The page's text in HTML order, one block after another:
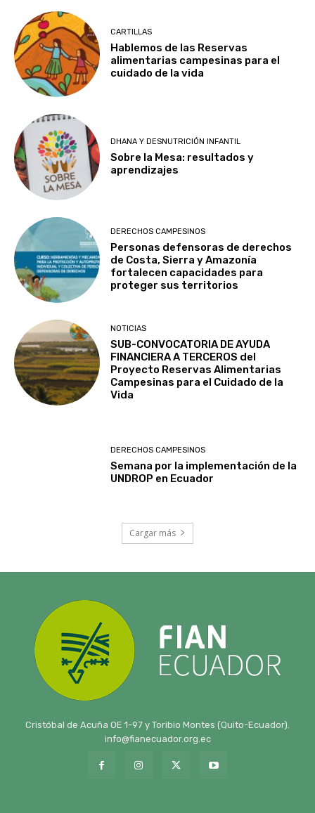
CARTILLAS
Hablemos de las Reservas
alimentarias campesinas para el
cuidado de la vida
DHANA Y DESNUTRICIÓN INFANTIL
Sobre la Mesa: resultados y
aprendizajes
DERECHOS CAMPESINOS
Personas defensoras de derechos
de Costa, Sierra y Amazonía
fortalecen capacidades para
proteger sus territorios
NOTICIAS
SUB-CONVOCATORIA DE AYUDA
FINANCIERA A TERCEROS del
Proyecto Reservas Alimentarias
Campesinas para el Cuidado de la
Vida
DERECHOS CAMPESINOS
Semana por la implementación de la
UNDROP en Ecuador
Cargar más
Cristóbal de Acuña OE 1-97 y Toribio Montes (Quito-Ecuador).
info@fianecuador.org.ec